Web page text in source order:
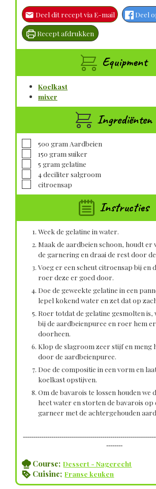
Deel dit recept via E-mail Deel
Recept afdrukken
Equipment
Koelkast
mixer
Ingrediënten
▢
500 gram Aardbeien
▢
150 gram suiker
▢
5 gram gelatine
▢
4deciliter salgroom
▢
citroensap
Instructies
Week de gelatine in water.
Maak de aardbeien schoon, houdt
de garnering en draai de rest door
Voeg er een scheut citroensap bij en
roer deze er goed door.
Doe de geweekte gelatine in een
lepel kokend water en zet dat op
Roer totdat de gelatine gesmolten is,
bij de aardbeienpuree en roer hem
doorheen.
Klop de slagroom zeer stijf en meng
door de aardbeienpuree.
Doe de compositie in een vorm en
koelkast opstijven.
Om de bavarois te lossen houden we
heet water en storten de bavarois op
garneer met de achtergehouden
--------
Course; Dessert - Nagerecht
Cuisine; Franse keuken